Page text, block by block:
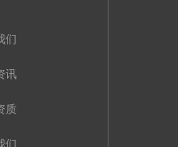
们
讯
质
们